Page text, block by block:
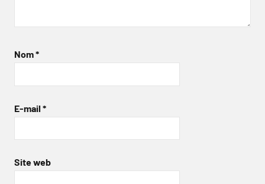
Nom*
E-mail *
Site web